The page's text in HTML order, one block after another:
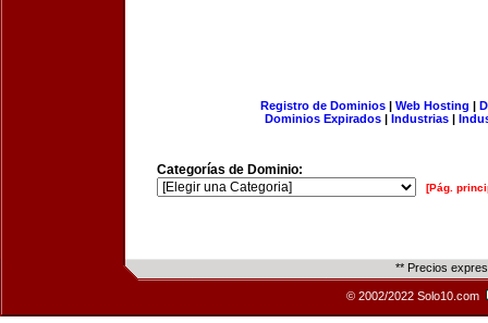
Registro de Dominios| Web Hosting |
Dominios Expirados | Industrias |
Categorías de Dominio:
[Pág.
** Precios
© 2002/2022 Solo10.com